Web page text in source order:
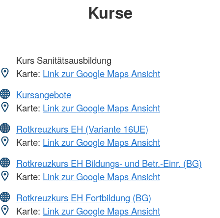
Kurse
Kurs Sanitätsausbildung
Karte: Link zur Google Maps Ansicht
Kursangebote
Karte: Link zur Google Maps Ansicht
Rotkreuzkurs EH (Variante 16UE)
Karte: Link zur Google Maps Ansicht
Rotkreuzkurs EH Bildungs- und Betr.-Einr. (BG)
Karte: Link zur Google Maps Ansicht
Rotkreuzkurs EH Fortbildung (BG)
Karte: Link zur Google Maps Ansicht